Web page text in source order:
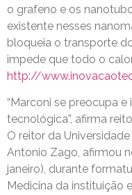
o grafeno e os
existente nesses
bloqueia o transporte
impede que todo o
http://
“Marconi se preocupa
tecnológica”, afirma
O reitor da
Antonio Zago, afirmou
janeiro), durante
Medicina da instituição